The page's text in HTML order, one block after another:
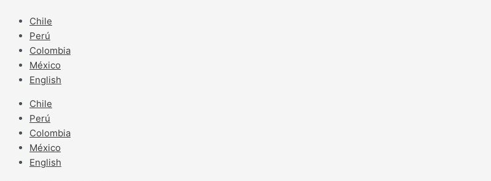
contenido
Chile
Perú
Colombia
México
English
Chile
Perú
Colombia
México
English